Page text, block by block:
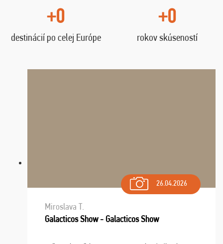
+0
destinácií po celej Európe
+0
rokov skúseností
26.04.2026
Miroslava T.
Galacticos Show - Galacticos Show